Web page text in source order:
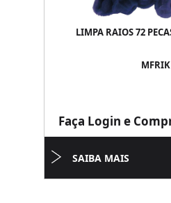
LIMPA RAIOS 72
MFRIK
Faça Login e
SAIBA MAIS